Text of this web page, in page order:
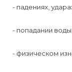
- падениях,
- попадании воды;
- физическом